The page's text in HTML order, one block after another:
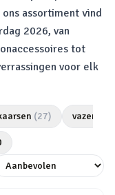
assortiment vind
2026, van
tot
voor elk
(27) vazen